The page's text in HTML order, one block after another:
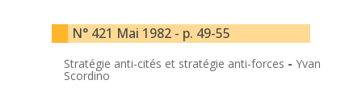
N° 421 Mai 1982 - p. 49-55
Stratégie anti-cités et stratégie anti-forces - Yvan
Scordino